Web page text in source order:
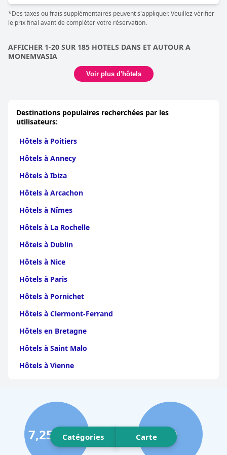
modernisation pourraient être effectués. Le petit déjeuner est
une option agréable pour un court séjour, avec un café délicieux
et un petit déjeuner simple mais excellent. La plage et
garantissant une expérience de vacances mémorable. Dans
l'ensemble,Petrino Guesthouse
rapport qualité-prix.
*Des taxes ou frais supplémentaires peuvent s'appliquer. Veuillez vérifier
le prix final avant de compléter votre réservation.
AFFICHER 1-20 SUR 185 HOTELS DANS ET AUTOUR A
MONEMVASIA
Voir plus d'hôtels
Destinations populaires recherchées par les
utilisateurs:
Hôtels à Poitiers
Hôtels à Annecy
Hôtels à Ibiza
Hôtels à Arcachon
Hôtels à Nîmes
Hôtels à La Rochelle
Hôtels à Dublin
Hôtels à Nice
Hôtels à Paris
Hôtels à Pornichet
Hôtels à Clermont-Ferrand
Hôtels en Bretagne
Hôtels à Saint Malo
Hôtels à Vienne
Hôtels à Perpignan
Hôtels au Grand-Bornand
Hôtels à Strasbourg
Hôtels à Valence
Catégories Carte
7,258,491 60